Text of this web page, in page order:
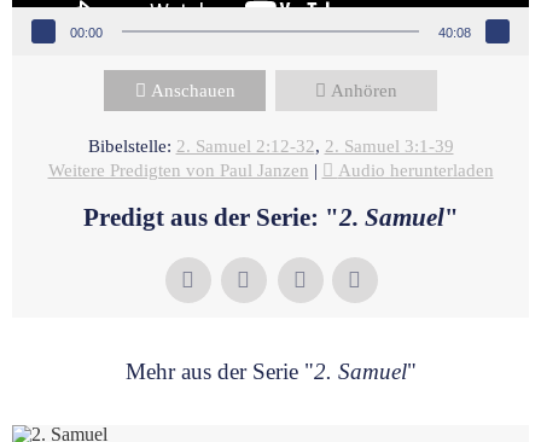
00:00 40:08
Anschauen Anhören
Bibelstelle: 2. Samuel 2:12-32, 2. Samuel 3:1-39
Weitere Predigten von Paul Janzen | Audio herunterladen
Predigt aus der Serie: "2. Samuel"
Mehr aus der Serie "2. Samuel"